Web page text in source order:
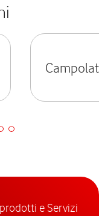
e Servizi